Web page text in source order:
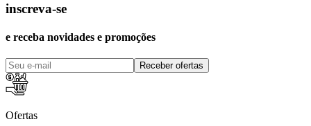
inscreva-se
e receba novidades e promoções
Receber ofertas
Ofertas